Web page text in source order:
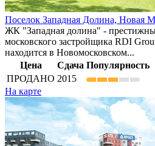
Поселок Западная Долина, Новая
ЖК "Западная долина" -
московского застройщика RDI
находится в Новомосковском...
Цена
Сдача Популярность
ПРОДАНО 2015
На карте